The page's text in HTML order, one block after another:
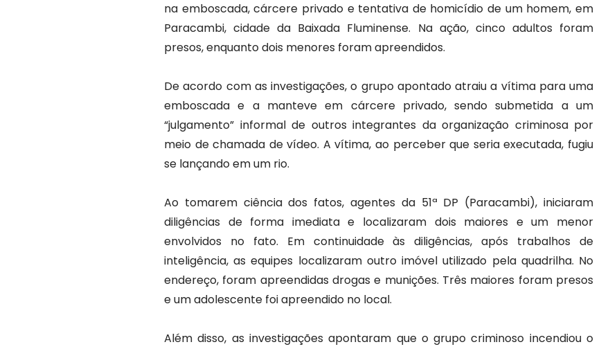
na emboscada, cárcere privado e tentativa de homicídio de um homem, em
Paracambi, cidade da Baixada Fluminense. Na ação, cinco adultos foram
presos, enquanto dois menores foram apreendidos.
De acordo com as investigações, o grupo apontado atraiu a vítima para uma
emboscada e a manteve em cárcere privado, sendo submetida a um
“julgamento” informal de outros integrantes da organização criminosa por
meio de chamada de vídeo. A vítima, ao perceber que seria executada, fugiu
se lançando em um rio.
Ao tomarem ciência dos fatos, agentes da 51ª DP (Paracambi), iniciaram
diligências de forma imediata e localizaram dois maiores e um menor
envolvidos no fato. Em continuidade às diligências, após trabalhos de
inteligência, as equipes localizaram outro imóvel utilizado pela quadrilha. No
endereço, foram apreendidas drogas e munições. Três maiores foram presos
e um adolescente foi apreendido no local.
Além disso, as investigações apontaram que o grupo criminoso incendiou o